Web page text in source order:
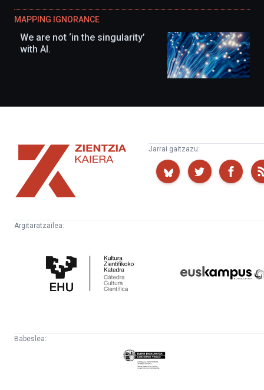
MAPPING IGNORANCE
We are not ‘in the singularity’
with AI.
Zientzia
Kaiera
Jarrai gaitzazu:
Argitaratzailea:
Zientifikoko
Katedra
Babeslea:
Eusko
Jaurlaritza